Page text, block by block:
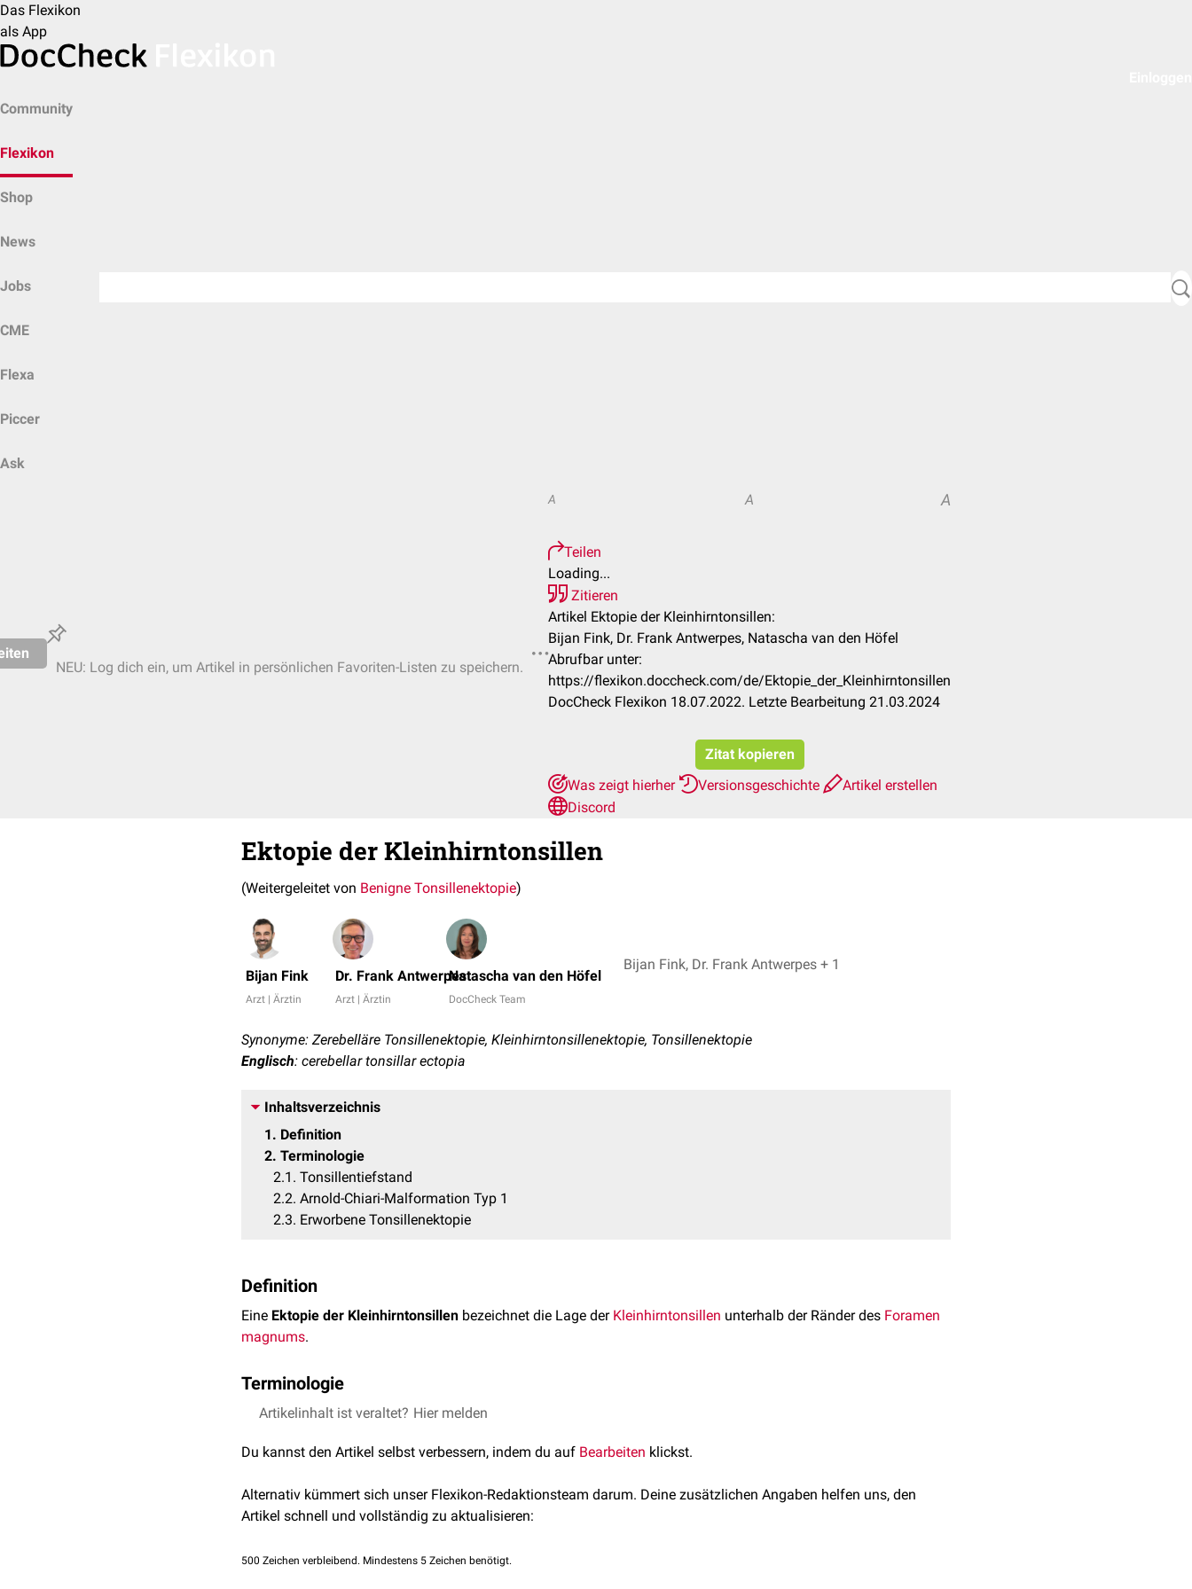
Das Flexikon
als App
Community
Flexikon
Shop
News
Jobs
CME
Flexa
Piccer
Ask
NEU: Log dich ein, um Artikel in persönlichen Favoriten-Listen zu speichern.
A A A
Teilen
Loading...
Zitieren
Artikel Ektopie der Kleinhirntonsillen:
Bijan Fink, Dr. Frank Antwerpes, Natascha van den Höfel
Abrufbar unter:
https://flexikon.doccheck.com/de/Ektopie_der_Kleinhirntonsillen
DocCheck Flexikon 18.07.2022. Letzte Bearbeitung 21.03.2024
Zitat kopieren
Was zeigt hierher
Versionsgeschichte
Artikel erstellen
Discord
Ektopie der Kleinhirntonsillen
(Weitergeleitet von Benigne Tonsillenektopie)
Bijan Fink
Arzt | Ärztin
Dr. Frank Antwerpes
Arzt | Ärztin
Natascha van den Höfel
DocCheck Team
Bijan Fink, Dr. Frank Antwerpes + 1
Synonyme: Zerebelläre Tonsillenektopie, Kleinhirntonsillenektopie, Tonsillenektopie
Englisch: cerebellar tonsillar ectopia
Inhaltsverzeichnis
1
Definition
2 Terminologie
2.1 Tonsillentiefstand
2.2 Arnold-Chiari-Malformation Typ 1
2.3 Erworbene Tonsillenektopie
Definition
Eine Ektopie der Kleinhirntonsillen bezeichnet die Lage der Kleinhirntonsillen unterhalb der Ränder des Foramen
magnums.
Terminologie
Die Bezeichnung Kleinhirntonsillektopie wird nicht einheitlich verwendet. Im weitesten Sinne handelt es sich um
Der Tonsillentiefstand bezeichnet diesymptomatischeoderasymptomatischegeringe Ektopie der Tonsillen
unterhalb der Schädelbasis(< 3 bis 5 mm). Der Begriff benigne Tonsillenektopie sollte asymptomatischen
Artikelinhalt ist veraltet? Hier melden
Du kannst den Artikel selbst verbessern, indem du auf Bearbeiten klickst.
Alternativ kümmert sich unser Flexikon-Redaktionsteam darum. Deine zusätzlichen Angaben helfen uns, den
Artikel schnell und vollständig zu aktualisieren:
500 Zeichen verbleibend. Mindestens 5 Zeichen benötigt.